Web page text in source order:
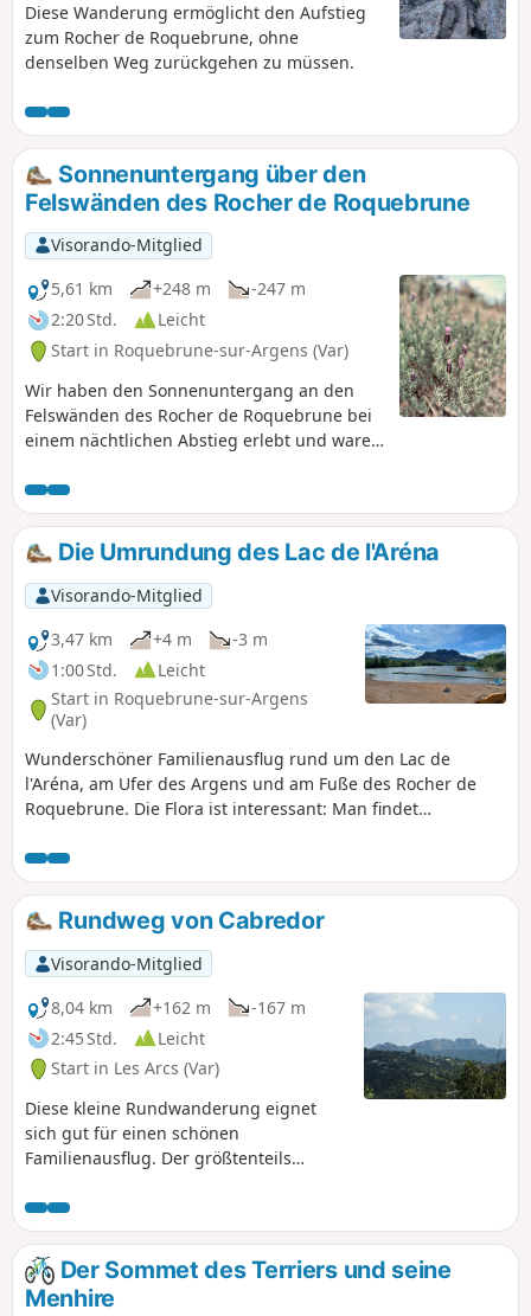
Diese Wanderung ermöglicht den Aufstieg
zum Rocher de Roquebrune, ohne
denselben Weg zurückgehen zu müssen.
Sonnenuntergang über den
Felswänden des Rocher de Roquebrune
Visorando-Mitglied
5,61 km
+248 m
-247 m
2:20 Std.
Leicht
Start in Roquebrune-sur-Argens (Var)
Wir haben den Sonnenuntergang an den
Felswänden des Rocher de Roquebrune bei
einem nächtlichen Abstieg erlebt und waren
geeigneten Ausrüstung ausgestattet.
Die Umrundung des Lac de l'Aréna
Visorando-Mitglied
3,47 km
+4 m
-3 m
1:00 Std.
Leicht
Start in Roquebrune-sur-Argens
(Var)
Wunderschöner Familienausflug rund um den Lac de
l'Aréna, am Ufer des Argens und am Fuße des Rocher de
Roquebrune. Die Flora ist interessant: Man findet
Provence-Schilf, Kaktusfeige, Fenchel, Waldkerbel,
Weißbrot, euphorbia cyparissias, Elf-Uhr-Blumen, Anacyclus
radiatus, Salbeiblättrige Zistrose, Weißes Leimkraut,
Rabenblume, Flachs, Wiesenklaver...
Rundweg von Cabredor
Visorando-Mitglied
8,04 km
+162 m
-167 m
2:45 Std.
Leicht
Start in Les Arcs (Var)
Diese kleine Rundwanderung eignet
sich gut für einen schönen
Familienausflug. Der größtenteils
auf den Argens, die Barres de Pouaré
und den Rocher de Roquebrune. Diese
Strecke bietet auch die Möglichkeit, auf
den Gipfel des Cabredor zu steigen, um
das dortige Oppidum zu durchqueren.
Der Sommet des Terriers und seine
Menhire